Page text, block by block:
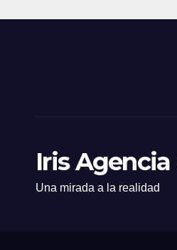
Iris
Una mirada a la realidad